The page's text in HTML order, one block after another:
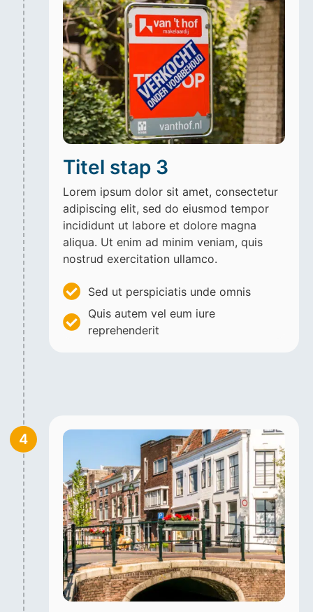
Titel stap 3
Lorem ipsum dolor sit amet, consectetur
adipiscing elit, sed do eiusmod tempor
incididunt ut labore et dolore magna
aliqua. Ut enim ad minim veniam, quis
nostrud exercitation ullamco.
Sed ut perspiciatis unde omnis
Quis autem vel eum iure
reprehenderit
4